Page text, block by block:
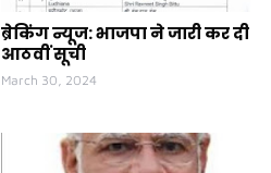
ब्रेकिंग न्यूज: भाजपा ने जारी कर दी
आठवीं सूची
March 30, 2024